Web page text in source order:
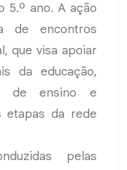
5.º ano. A ação
de encontros
que visa apoiar
da educação,
de ensino e
etapas da rede
pelas